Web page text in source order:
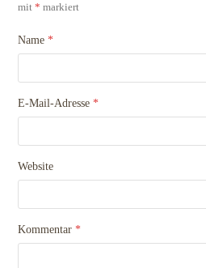
mit* markiert
Name*
E-Mail-Adresse*
Website
Kommentar*